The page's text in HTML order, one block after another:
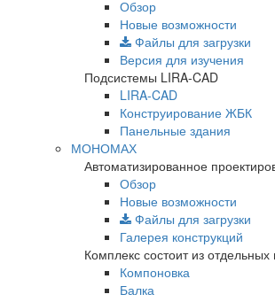
Обзор
Новые возможности
Файлы для загрузки
Версия для изучения
Подсистемы LIRA-CAD
LIRA-CAD
Конструирование ЖБК
Панельные здания
МОНОМАХ
Автоматизированное
Обзор
Новые возможности
Файлы для загрузки
Галерея конструкций
Комплекс состоит из
Компоновка
Балка